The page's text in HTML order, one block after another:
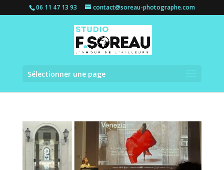
06 11 47 13 93 contact@soreau-photographe.com
Sélectionner une page